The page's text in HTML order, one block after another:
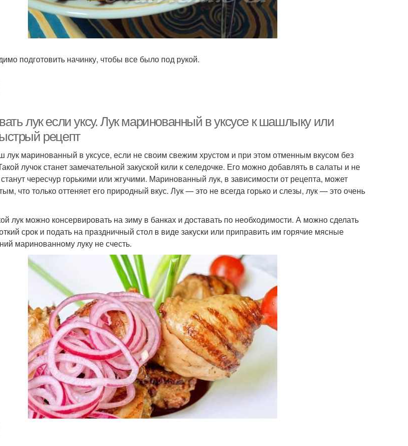
подготовить начинку, чтобы все было под рукой.
лук если уксу. Лук маринованный в уксусе к шашлыку или
рецепт
лук маринованный в уксусе, если не своим свежим хрустом и при этом отменным вкусом без
лучок станет замечательной закуской кили к селедочке. Его можно добавлять в салаты и не
чересчур горькими или жгучими. Маринованный лук, в зависимости от рецепта, может
что только оттеняет его природный вкус. Лук — это не всегда горько и слезы, лук — это очень
лук можно консервировать на зиму в банках и доставать по необходимости. А можно сделать
срок и подать на праздничный стол в виде закуски или приправить им горячие мясные
маринованному луку не счесть.